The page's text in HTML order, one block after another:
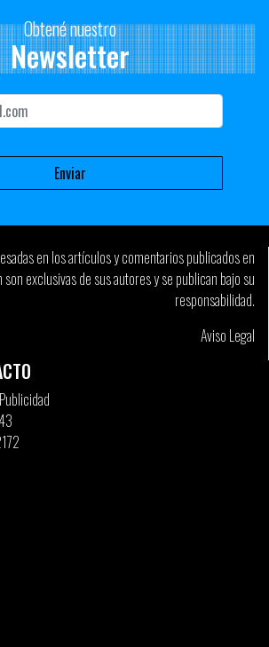
votos), Pablo Bonino (27 votos), Cecilia
González (20 votos), Patricia Churi (18
(16 votos), Héctor “Coy”Muiño (14 votos),
electa designará en su seno los cargos
ARICETA, 55 votos.
Obtené nuestro
Newsletter
en los artículos y comentarios publicados en
exclusivas de sus autores y se publican bajo su
responsabilidad.
Aviso Legal